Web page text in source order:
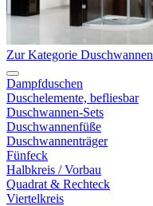
Zur Kategorie Duschwannen
Dampfduschen
Duschelemente, befliesbar
Duschwannen-Sets
Duschwannenfüße
Duschwannenträger
Fünfeck
Halbkreis / Vorbau
Quadrat & Rechteck
Viertelkreis